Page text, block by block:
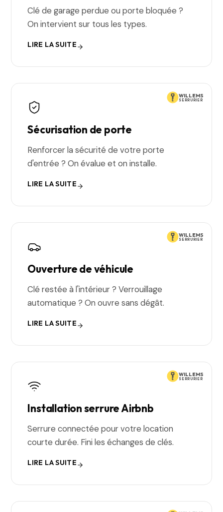
Clé de garage perdue ou porte bloquée ?
On intervient sur tous les types.
LIRE LA SUITE
WILLEMS
SERRURIER
Sécurisation de porte
Renforcer la sécurité de votre porte
d'entrée ? On évalue et on installe.
LIRE LA SUITE
WILLEMS
SERRURIER
Ouverture de véhicule
Clé restée à l'intérieur ? Verrouillage
automatique ? On ouvre sans dégât.
LIRE LA SUITE
WILLEMS
SERRURIER
Installation serrure Airbnb
Serrure connectée pour votre location
courte durée. Fini les échanges de clés.
LIRE LA SUITE